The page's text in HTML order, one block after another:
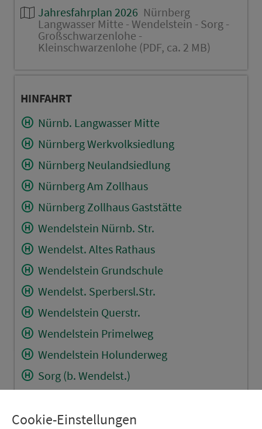
Jahresfahrplan 2026 Nürnberg
Langwasser Mitte - Wendelstein - Sorg -
Großschwarzenlohe -
Kleinschwarzenlohe (PDF, ca. 2 MB)
HINFAHRT
Nürnb. Langwasser Mitte
Nürnberg Werkvolksiedlung
Nürnberg Neulandsiedlung
Nürnberg Am Zollhaus
Nürnberg Zollhaus Gaststätte
Wendelstein Nürnb. Str.
Wendelst. Altes Rathaus
Wendelstein Grundschule
Wendelst. Sperbersl.Str.
Wendelstein Querstr.
Wendelstein Primelweg
Wendelstein Holunderweg
Sorg (b. Wendelst.)
G-Lohe Parkstr.
Cookie-Einstellungen